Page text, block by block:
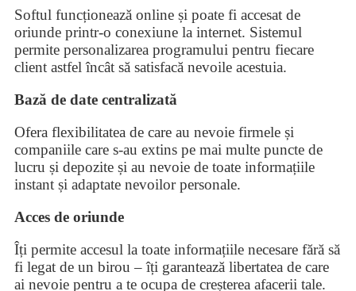
Softul funcționează online și poate fi accesat de
oriunde printr-o conexiune la internet. Sistemul
permite personalizarea programului pentru fiecare
client astfel încât să satisfacă nevoile acestuia.
Bază de date centralizată
Ofera flexibilitatea de care au nevoie firmele și
companiile care s-au extins pe mai multe puncte de
lucru și depozite și au nevoie de toate informațiile
instant și adaptate nevoilor personale.
Acces de oriunde
Îți permite accesul la toate informațiile necesare fără să
fi legat de un birou – îți garantează libertatea de care
ai nevoie pentru a te ocupa de creșterea afacerii tale.